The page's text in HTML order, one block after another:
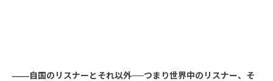
――自国のリスナーとそれ以外──つまり世界中のリスナー、そ